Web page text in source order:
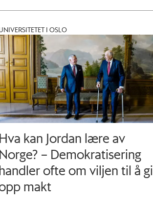
I OSLO
Hva kan Jordan lære av
Norge? – Demokratisering
ofte om viljen til å gi
makt